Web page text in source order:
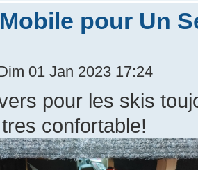
pour Un
01 Jan 2023 17:24
pour les skis
confortable!